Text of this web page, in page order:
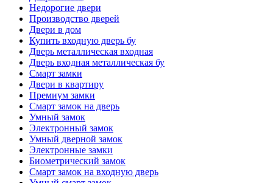
Недорогие двери
Производство дверей
Двери в дом
Купить входную дверь бу
Дверь металлическая входная
Дверь входная металлическая бу
Смарт замки
Двери в квартиру
Премиум замки
Смарт замок на дверь
Умный замок
Электронный замок
Умный дверной замок
Электронные замки
Биометрический замок
Смарт замок на входную дверь